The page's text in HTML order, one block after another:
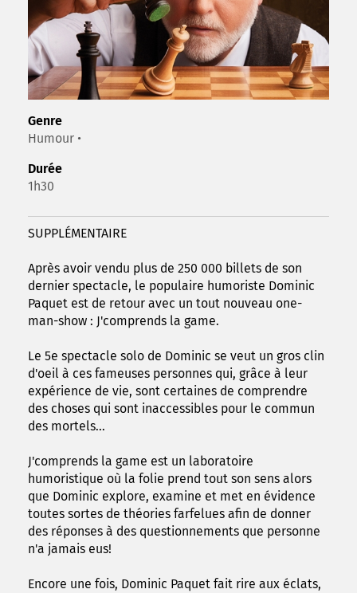
Genre
Humour •
Durée
1h30
SUPPLÉMENTAIRE
Après avoir vendu plus de 250 000 billets de son
dernier spectacle, le populaire humoriste Dominic
Paquet est de retour avec un tout nouveau one-
man-show : J'comprends la game.
Le 5e spectacle solo de Dominic se veut un gros clin
d'oeil à ces fameuses personnes qui, grâce à leur
expérience de vie, sont certaines de comprendre
des choses qui sont inaccessibles pour le commun
des mortels...
J'comprends la game est un laboratoire
humoristique où la folie prend tout son sens alors
que Dominic explore, examine et met en évidence
toutes sortes de théories farfelues afin de donner
des réponses à des questionnements que personne
n'a jamais eus!
Encore une fois, Dominic Paquet fait rire aux éclats,